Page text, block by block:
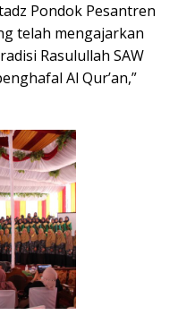
Pondok Pesantren
telah mengajarkan
Rasulullah SAW
Al Qur’an,”